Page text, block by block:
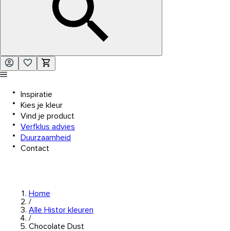
Inspiratie
Kies je kleur
Vind je product
Verfklus advies
Duurzaamheid
Contact
Home
/
Alle Histor kleuren
/
Chocolate Dust